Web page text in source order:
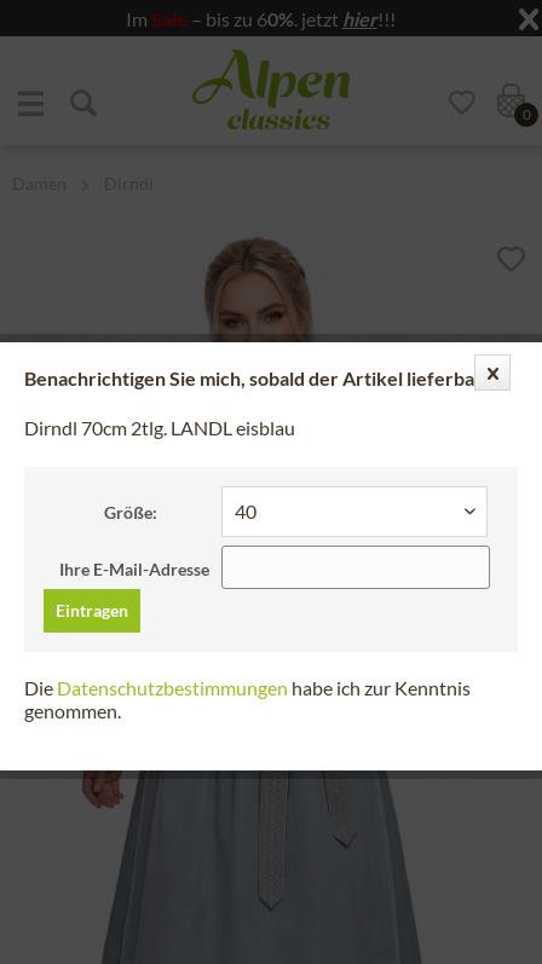
Im Sale – bis zu 60% . jetzt hier!!!
Zum Hauptbereich springen
0
Benachrichtigen Sie mich, sobald der Artikel lieferbar ist.
Dirndl 70cm 2tlg. LANDL eisblau
Größe:
Ihre E-Mail-Adresse
Eintragen
Die Datenschutzbestimmungen habe ich zur Kenntnis
genommen.